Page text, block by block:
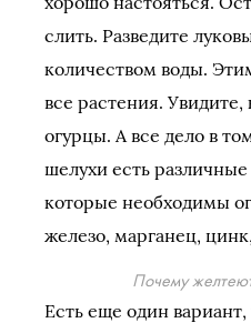
слить. Разведите
количеством воды.
все растения.
огурцы. А все дело в
шелухи есть
которые необходимы
железо, марганец,
Почему
Есть еще один